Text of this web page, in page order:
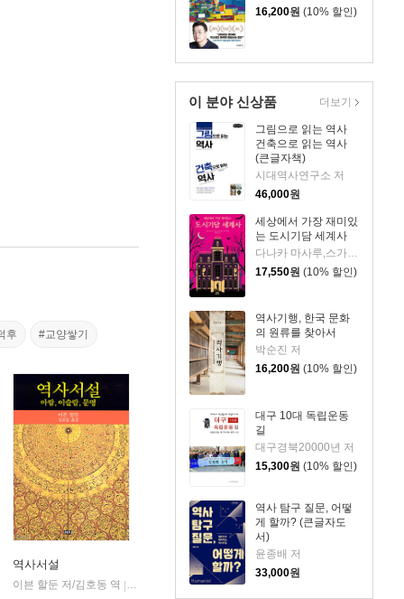
16,200원 (10% 할인)
이 분야 신상품
그림으로 읽는 역사
건축으로 읽는 역사
(큰글자책)
시대역사연구소 저
46,000원
세상에서 가장 재미있
는 도시기담 세계사
다나카 마사루,스가이 노리코 저/서수지 역
17,550원 (10% 할인)
역사기행, 한국 문화
의 원류를 찾아서
박순진 저
16,200원 (10% 할인)
대구 10대 독립운동
길
대구경북20000년 저
15,300원 (10% 할인)
역사 탐구 질문, 어떻
게 할까? (큰글자도
서)
윤종배 저
33,000원
더보기
후 #교양쌓기
역사서설
이븐 할둔 저/김호동 역
까치(까치글방)